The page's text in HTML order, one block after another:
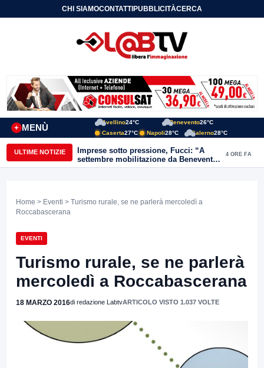
CHI SIAMOCONTATTIPUBBLICITÀCERCA
MENÙ
+
Avellino24°C Benevento26°C
Caserta27°C Napoli28°C Salerno28°C
ULTIME NOTIZIE
Imprese sotto pressione, Fucci: “A
settembre mobilitazione da Benevento
e Avellino”
4 ORE FA
Home > Eventi > Turismo rurale, se ne parlerà mercoledì a
Roccabascerana
EVENTI
Turismo rurale, se ne parlerà
mercoledì a Roccabascerana
18 MARZO 2016di redazione LabtvARTICOLO VISTO 1.037 VOLTE